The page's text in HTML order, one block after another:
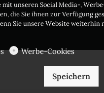
unseren Social Media-,
die Sie ihnen zur Verfügung
Sie unsere Website weiterhin
Werbe-Cookies
Speichern